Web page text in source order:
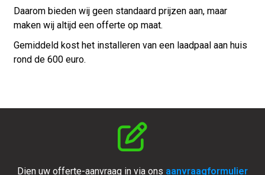
Daarom bieden wij geen standaard prijzen aan, maar
maken wij altijd een offerte op maat.
Gemiddeld kost het installeren van een laadpaal aan huis
rond de 600 euro.
Dien uw offerte-aanvraag in via ons aanvraagformulier